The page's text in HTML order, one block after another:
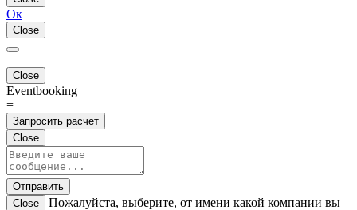
Ок
Close
Close
Eventbooking
=
Запросить расчет
Close
Отправить
Close
Пожалуйста, выберите, от имени какой компании вы